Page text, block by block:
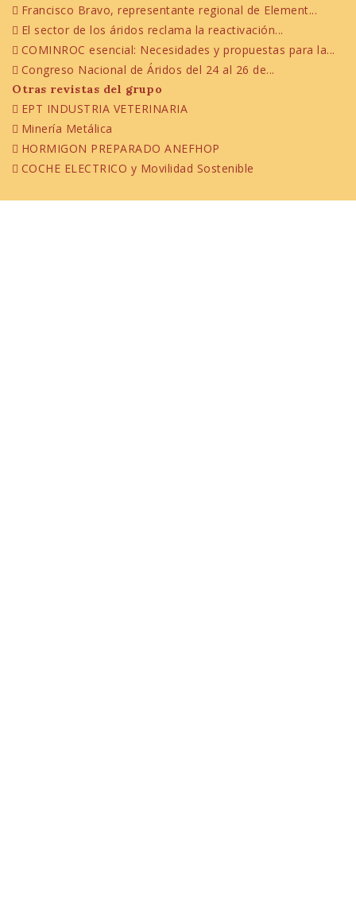
Francisco Bravo, representante regional de Element...
El sector de los áridos reclama la reactivación...
COMINROC esencial: Necesidades y propuestas para la...
Congreso Nacional de Áridos del 24 al 26 de...
Otras revistas del grupo
EPT INDUSTRIA VETERINARIA
Minería Metálica
HORMIGON PREPARADO ANEFHOP
COCHE ELECTRICO y Movilidad Sostenible